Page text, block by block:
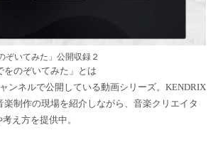
ぞいてみた」公開収録２
のぞいてみた」とは
ンネルで公開している動画シリーズ。KENDRIX
楽制作の現場を紹介しながら、音楽クリエイタ
え方を提供中。